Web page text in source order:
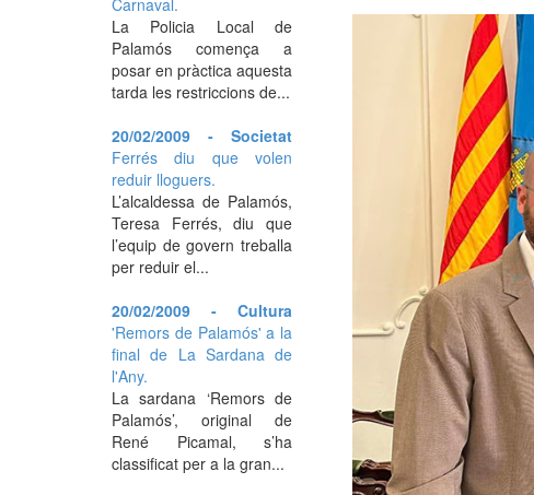
Carnaval.
La Policia Local de
Palamós comença a
posar en pràctica aquesta
tarda les restriccions de...
20/02/2009 - Societat
Ferrés diu que volen
reduir lloguers.
L’alcaldessa de Palamós,
Teresa Ferrés, diu que
l’equip de govern treballa
per reduir el...
20/02/2009 - Cultura
'Remors de Palamós' a la
final de La Sardana de
l'Any.
La sardana ‘Remors de
Palamós’, original de
René Picamal, s’ha
classificat per a la gran...